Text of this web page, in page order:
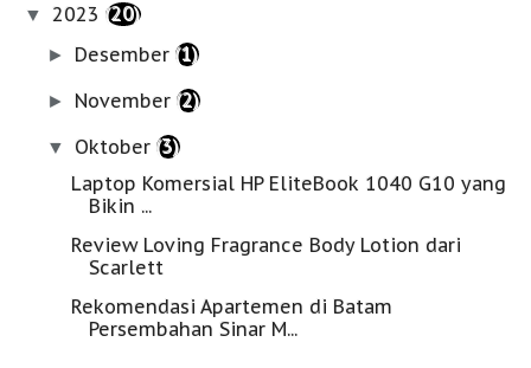
▼ 2023 (20)
► Desember(1)
► November(2)
▼ Oktober(3)
Laptop Komersial HP EliteBook 1040 G10 yang
Bikin ...
Review Loving Fragrance Body Lotion dari
Scarlett
Rekomendasi Apartemen di Batam
Persembahan Sinar M...